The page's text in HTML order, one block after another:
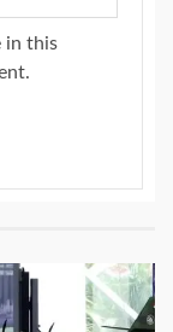
in this